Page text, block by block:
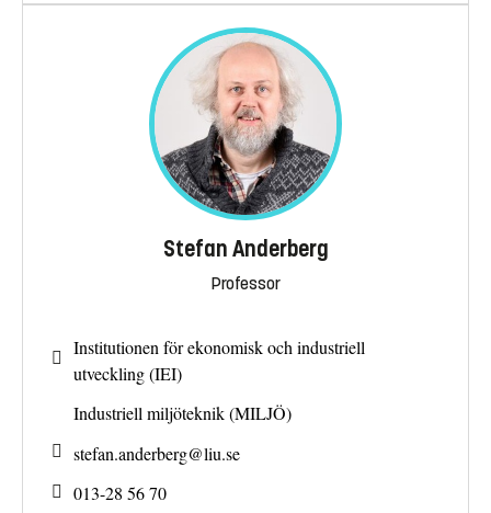
Stefan Anderberg
Professor
Institutionen för ekonomisk och industriell
utveckling (IEI)
Industriell miljöteknik (MILJÖ)
stefan.anderberg@liu.se
013-28 56 70